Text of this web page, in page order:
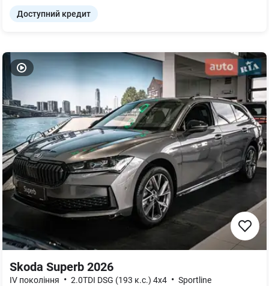
Доступний кредит
Skoda Superb 2026
IV покоління • 2.0TDI DSG (193 к.с.) 4x4 • Sportline